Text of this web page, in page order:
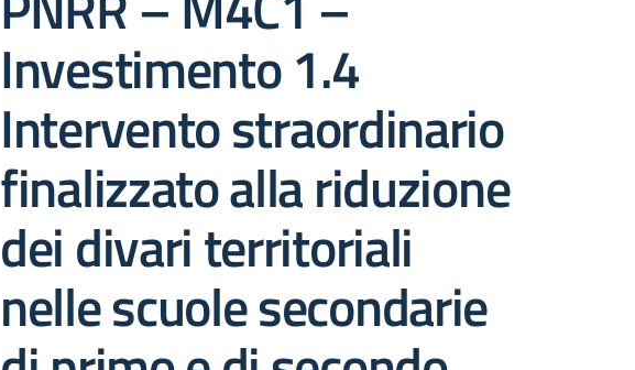
Investimento 1.4
Intervento straordinario
finalizzato alla riduzione
dei divari territoriali
nelle scuole secondarie